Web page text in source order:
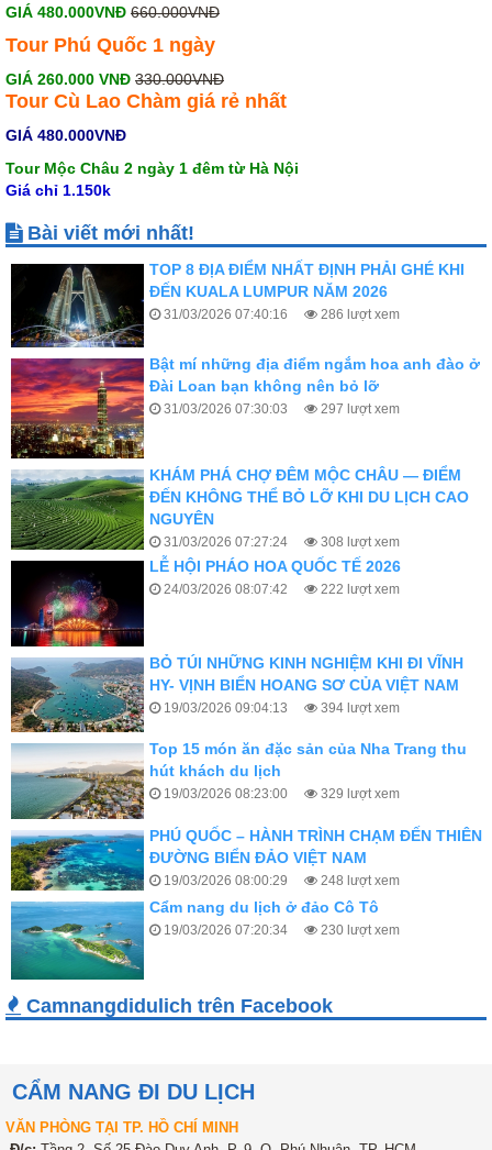
GIÁ 480.000VNĐ 660.000VNĐ
Tour Phú Quốc 1 ngày
GIÁ 260.000 VNĐ 330.000VNĐ
Tour Cù Lao Chàm giá rẻ nhất
GIÁ 480.000VNĐ
Tour Mộc Châu 2 ngày 1 đêm từ Hà Nội
Giá chỉ 1.150k
Bài viết mới nhất!
TOP 8 ĐỊA ĐIỂM NHẤT ĐỊNH PHẢI GHÉ KHI
ĐẾN KUALA LUMPUR NĂM 2026
31/03/2026 07:40:16 286 lượt xem
Bật mí những địa điểm ngắm hoa anh đào ở
Đài Loan bạn không nên bỏ lỡ
31/03/2026 07:30:03 297 lượt xem
KHÁM PHÁ CHỢ ĐÊM MỘC CHÂU — ĐIỂM
ĐẾN KHÔNG THỂ BỎ LỠ KHI DU LỊCH CAO
NGUYÊN
31/03/2026 07:27:24 308 lượt xem
LỄ HỘI PHÁO HOA QUỐC TẾ 2026
24/03/2026 08:07:42 222 lượt xem
BỎ TÚI NHỮNG KINH NGHIỆM KHI ĐI VĨNH
HY- VỊNH BIỂN HOANG SƠ CỦA VIỆT NAM
19/03/2026 09:04:13 394 lượt xem
Top 15 món ăn đặc sản của Nha Trang thu
hút khách du lịch
19/03/2026 08:23:00 329 lượt xem
PHÚ QUỐC – HÀNH TRÌNH CHẠM ĐẾN THIÊN
ĐƯỜNG BIỂN ĐẢO VIỆT NAM
19/03/2026 08:00:29 248 lượt xem
Cẩm nang du lịch ở đảo Cô Tô
19/03/2026 07:20:34 230 lượt xem
KINH NGHIỆM DU LỊCH MẸO VẠC – THỊ TRẤN
HÀ GIANG
KINH NGHIỆM DU LỊCH HÀ GIANG CHI TIẾT
TỪ A–Z CHO NGƯỜI ĐI LẦN ĐẦU
14/03/2026 03:02:42
Camnangdidulich trên Facebook
CẨM NANG ĐI DU LỊCH
VĂN PHÒNG TẠI TP. HỒ CHÍ MINH